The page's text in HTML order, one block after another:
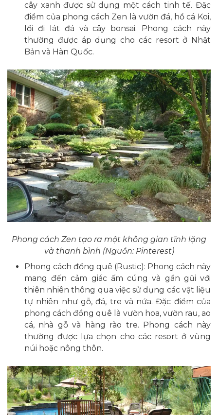
cây xanh được sử dụng một cách tinh tế. Đặc
điểm của phong cách Zen là vườn đá, hồ cá Koi,
lối đi lát đá và cây bonsai. Phong cách này
thường được áp dụng cho các resort ở Nhật
Bản và Hàn Quốc.
Phong cách Zen tạo ra một không gian tĩnh lặng
và thanh bình (Nguồn: Pinterest)
Phong cách đồng quê (Rustic): Phong cách này
mang đến cảm giác ấm cúng và gần gũi với
thiên nhiên thông qua việc sử dụng các vật liệu
tự nhiên như gỗ, đá, tre và nứa. Đặc điểm của
phong cách đồng quê là vườn hoa, vườn rau, ao
cá, nhà gỗ và hàng rào tre. Phong cách này
thường được lựa chọn cho các resort ở vùng
núi hoặc nông thôn.